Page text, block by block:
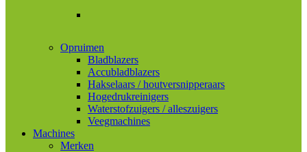
Opruimen
Bladblazers
Accubladblazers
Hakselaars / houtversnipperaars
Hogedrukreinigers
Waterstofzuigers / alleszuigers
Veegmachines
Machines
Merken